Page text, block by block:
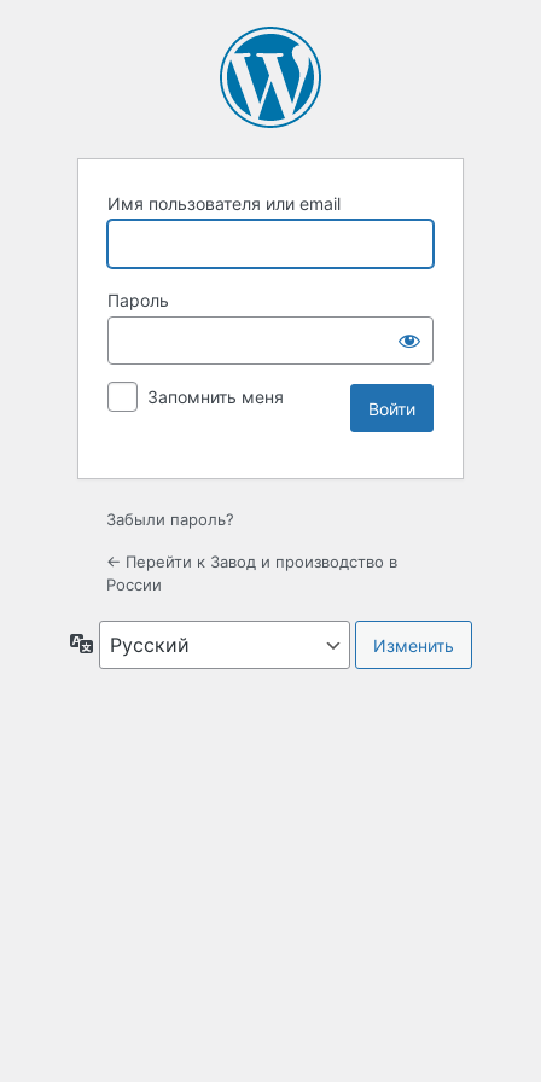
Имя пользователя или email
Пароль
Запомнить меня
Забыли пароль?
← Перейти к Завод и производство в
России
Язык